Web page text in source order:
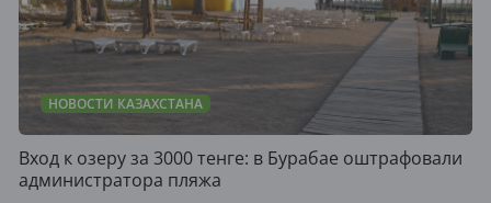
НОВОСТИ КАЗАХСТАНА
Вход к озеру за 3000 тенге: в Бурабае оштрафовали
администратора пляжа